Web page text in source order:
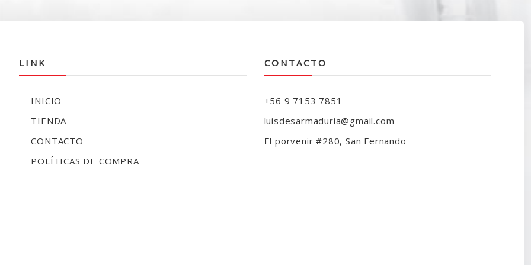
LINK
INICIO
TIENDA
CONTACTO
POLÍTICAS DE COMPRA
CONTACTO
+56 9 7153 7851
luisdesarmaduria@gmail.com
El porvenir #280, San Fernando